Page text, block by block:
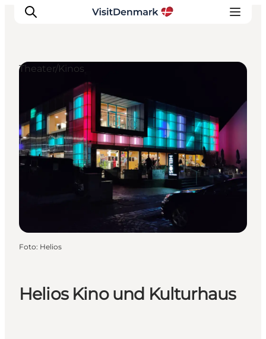
Inspiration
Regionen
Erlebnisse
Unterkünfte
Reiseplanung
Helios Kino und Kulturhaus
Theater/Kinos
Foto: Helios